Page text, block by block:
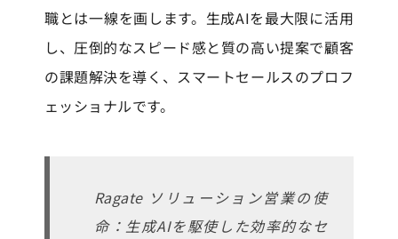
職とは一線を画します。生成AIを最大限に活用
し、圧倒的なスピード感と質の高い提案で顧客
の課題解決を導く、スマートセールスのプロフ
ェッショナルです。
Ragate ソリューション営業の使
命：生成AIを駆使した効率的なセ